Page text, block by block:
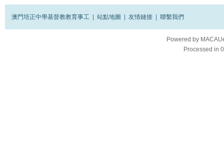
澳門培正中學基督教教育事工 站點地圖 友情鏈接 聯繫我們
Powered by
Processed in